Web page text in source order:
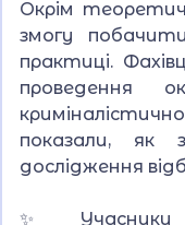
Окрім
змогу
практиці.
проведення
показали, як
дослідження
✨ Учасники